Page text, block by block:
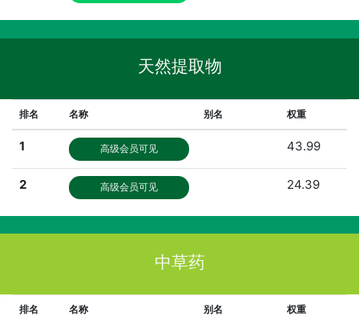
天然提取物
排名 名称 别名 权重
1 高级会员可见 43.99
2 高级会员可见 24.39
中草药
排名 名称 别名 权重